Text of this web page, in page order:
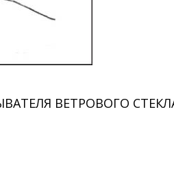
ВЕТРОВОГО